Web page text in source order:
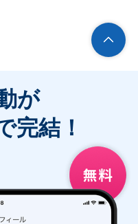
が
完結！